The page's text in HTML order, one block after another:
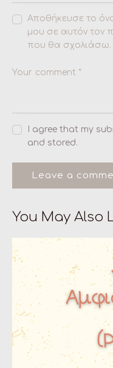
Αποθήκευσε το
μου σε αυτόν τον
που θα σχολιάσω.
I agree that my
and stored.
You May Also